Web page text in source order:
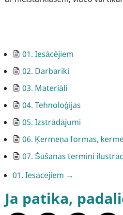
01. Iesācējiem
02. Darbarīki
03. Materiāli
04. Tehnoloģijas
05. Izstrādājumi
06. Ķermeņa formas,
07. Šūšanas termini
Book
traversal
01. Iesācējiem →
Ja patika,